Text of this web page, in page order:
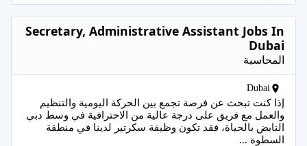
Secretary, Administrative Assistant Jobs In
Dubai
المحاسبة
Dubai
إذا كنت تبحث عن فرصة تجمع بين الحركة اليومية والتنظيم
والعمل مع فريق على درجة عالية من الاحترافية في وسط دبي
النابض بالحياة، فقد تكون وظيفة سكرتير لدينا في منطقة
السطوة ...